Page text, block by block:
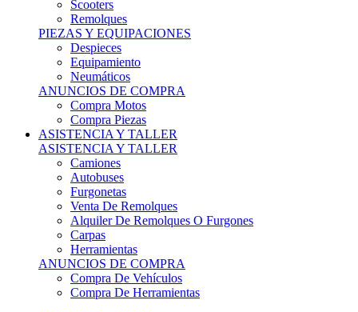
Scooters
Remolques
PIEZAS Y EQUIPACIONES
Despieces
Equipamiento
Neumáticos
ANUNCIOS DE COMPRA
Compra Motos
Compra Piezas
ASISTENCIA Y TALLER
ASISTENCIA Y TALLER
Camiones
Autobuses
Furgonetas
Venta De Remolques
Alquiler De Remolques O Furgones
Carpas
Herramientas
ANUNCIOS DE COMPRA
Compra De Vehículos
Compra De Herramientas